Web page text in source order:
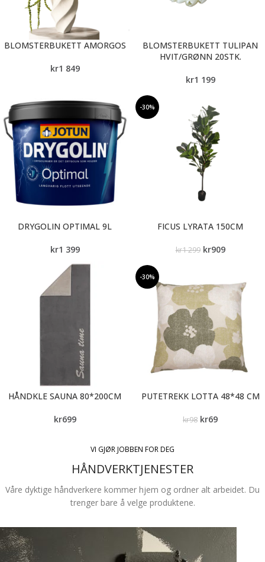
BLOMSTERBUKETT AMORGOS
kr1 849
BLOMSTERBUKETT TULIPAN
HVIT/GRØNN 20STK.
kr1 199
DRYGOLIN OPTIMAL 9L
kr1 399
-30%
FICUS LYRATA 150CM
kr1 299 kr909
HÅNDKLE SAUNA 80*200CM
kr699
-30%
PUTETREKK LOTTA 48*48 CM
kr98 kr69
VI GJØR JOBBEN FOR DEG
HÅNDVERKTJENESTER
Våre dyktige håndverkere kommer hjem og ordner alt arbeidet. Du
trenger bare å velge produktene.